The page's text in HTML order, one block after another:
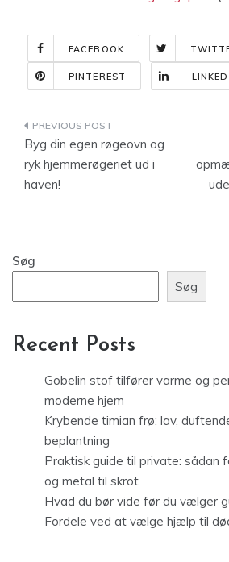
FACEBOOK
PINTEREST
Indlægsnavigation
Byg din egen røgeovn og
ryk hjemmerøgeriet ud i
haven!
Søg
Søg
Recent Posts
Gobelin stof tilfører varme og
moderne hjem
Krybende timian frø: lav,
beplantning
Praktisk guide til private: sådan
og metal til skrot
Hvad du bør vide før du vælger
Fordele ved at vælge hjælp til